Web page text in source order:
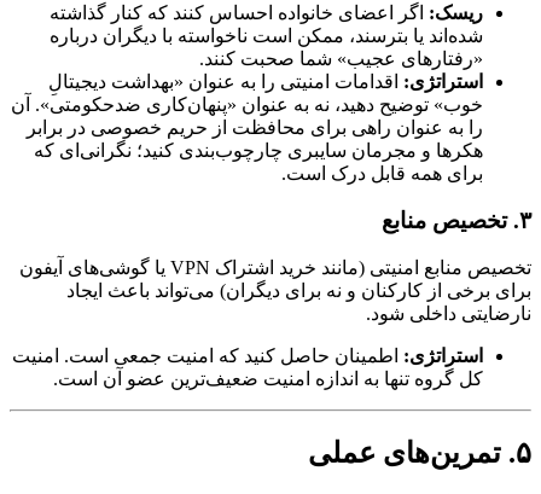
ریسک: اگر اعضای خانواده احساس کنند که کنار گذاشته
شده‌اند یا بترسند، ممکن است ناخواسته با دیگران درباره
«رفتارهای عجیب» شما صحبت کنند.
استراتژی: اقدامات امنیتی را به عنوان «بهداشت دیجیتالِ
خوب» توضیح دهید، نه به عنوان «پنهان‌کاری ضدحکومتی». آن
را به عنوان راهی برای محافظت از حریم خصوصی در برابر
هکرها و مجرمان سایبری چارچوب‌بندی کنید؛ نگرانی‌ای که
برای همه قابل درک است.
۳. تخصیص منابع
تخصیص منابع امنیتی (مانند خرید اشتراک VPN یا گوشی‌های آیفون
برای برخی از کارکنان و نه برای دیگران) می‌تواند باعث ایجاد
نارضایتی داخلی شود.
استراتژی: اطمینان حاصل کنید که امنیت جمعی است. امنیت
کل گروه تنها به اندازه امنیت ضعیف‌ترین عضو آن است.
۵. تمرین‌های عملی